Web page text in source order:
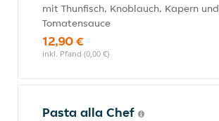
mit Thunfisch, Knoblauch, Kapern und
Tomatensauce
12,90 €
inkl. Pfand (0,00 €)
Pasta alla Chef